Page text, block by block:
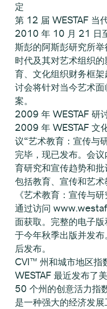
定
第 12 届 WESTAF 当
2010 年 10 月 21 日
斯彭的阿斯彭研究所
时代及其对艺术组织
育、文化组织财务框
讨会将针对当今艺术
案。
2009 年 WESTAF 研
2009 年 WESTAF 文
议“艺术教育：宣传与
完毕，现已发布。会
育研究和宣传趋势和
包括教育、宣传和艺术
《艺术教育：宣传与
通过访问
面获取。完整的电子
于今年秋季出版并发
后发布。
CVI™ 州和城市地区指
WESTAF 最近发布了
50 个州的创意活力
是一种强大的经济发